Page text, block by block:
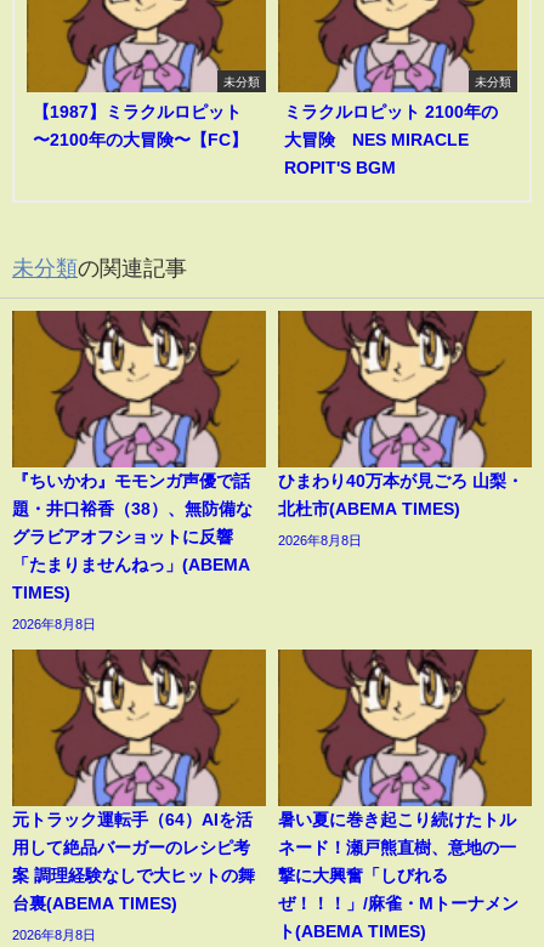
未分類
【1987】ミラクルロピット
〜2100年の大冒険〜【FC】
未分類
ミラクルロピット 2100年の
大冒険 NES MIRACLE
ROPIT'S BGM
未分類の関連記事
『ちいかわ』モモンガ声優で話
題・井口裕香（38）、無防備な
グラビアオフショットに反響
「たまりませんねっ」(ABEMA
TIMES)
2026年8月8日
ひまわり40万本が見ごろ 山梨・
北杜市(ABEMA TIMES)
2026年8月8日
元トラック運転手（64）AIを活
用して絶品バーガーのレシピ考
案 調理経験なしで大ヒットの舞
台裏(ABEMA TIMES)
2026年8月8日
暑い夏に巻き起こり続けたトル
ネード！瀬戸熊直樹、意地の一
撃に大興奮「しびれる
ぜ！！！」/麻雀・Mトーナメン
ト(ABEMA TIMES)